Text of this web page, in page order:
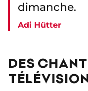
dimanche.
Adi Hütter
DES